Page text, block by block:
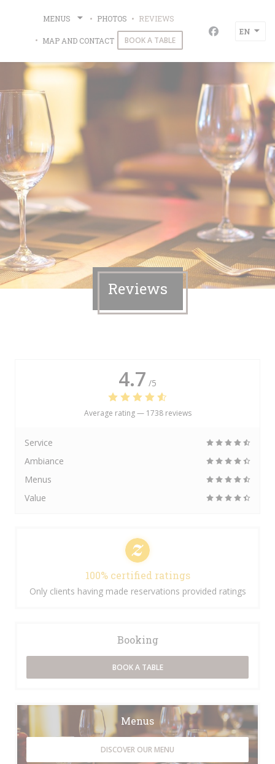
MENUS PHOTOS REVIEWS
MAP AND CONTACT BOOK A TABLE Facebook
EN
Reviews
4.7 /5
Average rating — 1738 reviews
Service
Ambiance
Menus
Value
100% certified ratings
Only clients having made reservations provided ratings
Booking
BOOK A TABLE
Menus
DISCOVER OUR MENU